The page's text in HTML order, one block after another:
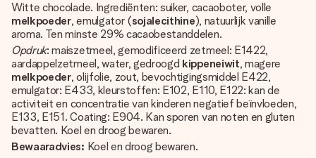
Witte chocolade. Ingrediënten: suiker, cacaoboter, volle
melkpoeder, emulgator (sojalecithine), natuurlijk vanille
aroma. Ten minste 29% cacaobestanddelen.
Opdruk: maiszetmeel, gemodificeerd zetmeel: E1422,
aardappelzetmeel, water, gedroogd kippeneiwit, magere
melkpoeder, olijfolie, zout, bevochtigingsmiddel E422,
emulgator: E433, kleurstoffen: E102, E110, E122: kan de
activiteit en concentratie van kinderen negatief beïnvloeden,
E133, E151. Coating: E904. Kan sporen van noten en gluten
bevatten. Koel en droog bewaren.
Bewaaradvies: Koel en droog bewaren.